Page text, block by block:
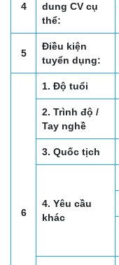
4
dung CV cụ
thể:
5
Điều kiện
tuyển dụng:
6
1. Độ tuổi
2. Trình độ /
Tay nghề
3. Quốc tịch
4. Yêu cầu
khác